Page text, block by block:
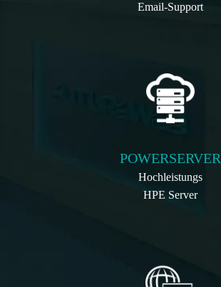
Email-Support
POWERSERVER
Hochleistungs
HPE Server